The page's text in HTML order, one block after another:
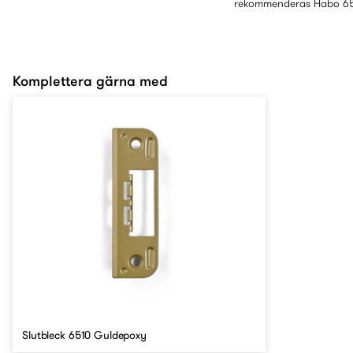
rekommenderas Habo
Komplettera gärna med
Slutbleck 6510 Guldepoxy